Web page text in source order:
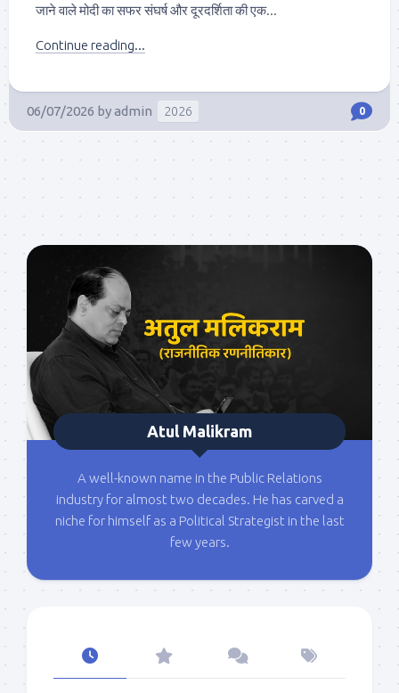
जाने वाले मोदी का सफर संघर्ष और दूरदर्शिता की एक...
Continue reading...
06/07/2026 byadmin 2026 0
Atul Malikram
A well-known name in the Public Relations
industry for almost two decades. He has carved a
niche for himself as a Political Strategist in the last
few years.